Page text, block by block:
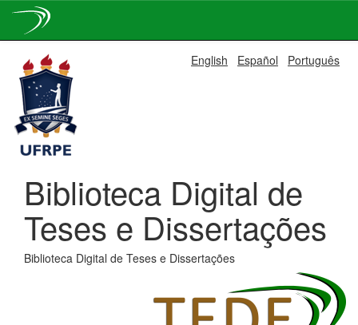
navigation
English Español Português
Biblioteca Digital de
Teses e Dissertações
Biblioteca Digital de Teses e Dissertações